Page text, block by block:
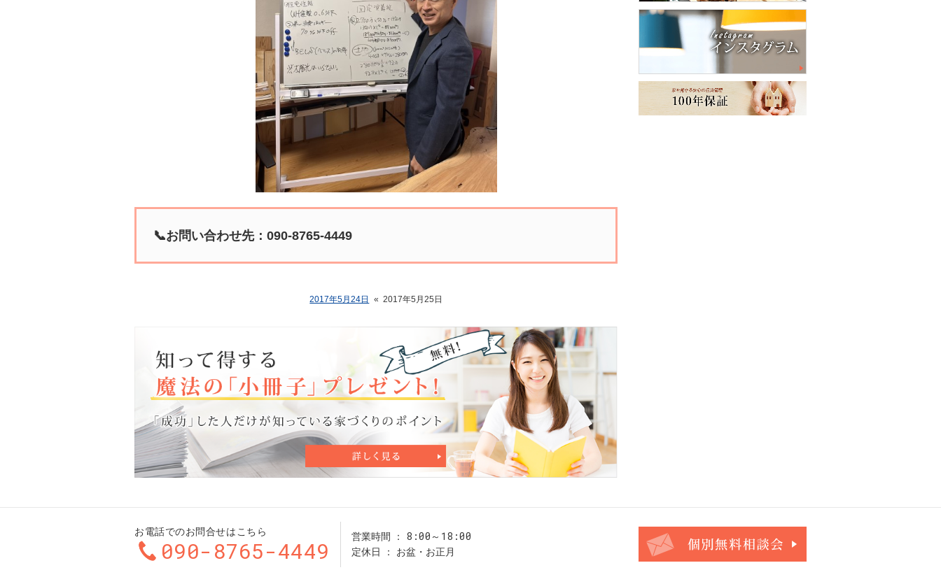
📞お問い合わせ先：090-8765-4449
2017年5月24日 « 2017年5月25日
お電話でのお問合せはこちら
090-8765-4449
営業時間 8:00～18:00
定休日 お盆・お正月